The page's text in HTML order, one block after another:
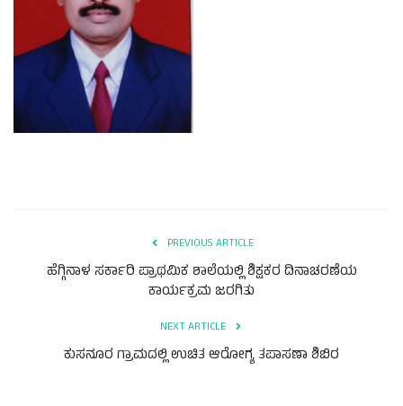
PREVIOUS ARTICLE
ಹೆಗ್ಗಿನಾಳ ಸರ್ಕಾರಿ ಪ್ರಾಥಮಿಕ ಶಾಲೆಯಲ್ಲಿ ಶಿಕ್ಷಕರ ದಿನಾಚರಣೆಯ
ಕಾರ್ಯಕ್ರಮ ಜರಗಿತು
NEXT ARTICLE
ಕುಸನೂರ ಗ್ರಾಮದಲ್ಲಿ ಉಚಿತ ಆರೋಗ್ಯ ತಪಾಸಣಾ ಶಿಬಿರ